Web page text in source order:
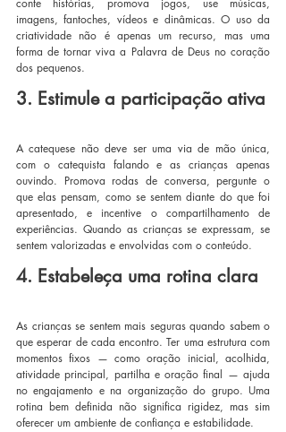
conte histórias, promova jogos, use músicas,
imagens, fantoches, vídeos e dinâmicas. O uso da
criatividade não é apenas um recurso, mas uma
forma de tornar viva a Palavra de Deus no coração
dos pequenos.
3. Estimule a participação ativa
A catequese não deve ser uma via de mão única,
com o catequista falando e as crianças apenas
ouvindo. Promova rodas de conversa, pergunte o
que elas pensam, como se sentem diante do que foi
apresentado, e incentive o compartilhamento de
experiências. Quando as crianças se expressam, se
sentem valorizadas e envolvidas com o conteúdo.
4. Estabeleça uma rotina clara
As crianças se sentem mais seguras quando sabem o
que esperar de cada encontro. Ter uma estrutura com
momentos fixos — como oração inicial, acolhida,
atividade principal, partilha e oração final — ajuda
no engajamento e na organização do grupo. Uma
rotina bem definida não significa rigidez, mas sim
oferecer um ambiente de confiança e estabilidade.